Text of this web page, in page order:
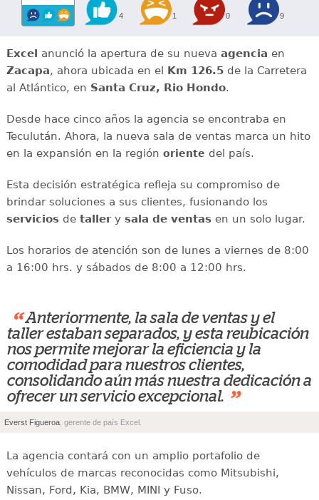
4 1 0 9
Excel anunció la apertura de su nueva agencia en
Zacapa, ahora ubicada en el Km 126.5de la Carretera
al Atlántico, en Santa Cruz, Rio Hondo.
Desde hace cinco años la agencia se encontraba en
Teculután. Ahora, la nueva sala de ventas marca un hito
en la expansión en la región oriente del país.
Esta decisión estratégica refleja su compromiso de
brindar soluciones a sus clientes, fusionando los
serviciosde tallery sala de ventasen un solo lugar.
Los horarios de atención son de lunes a viernes de 8:00
a 16:00 hrs. y sábados de 8:00 a 12:00 hrs.
“ Anteriormente, la sala de ventas y el
taller estaban separados, y esta reubicación
nos permite mejorar la eficiencia y la
comodidad para nuestros clientes,
consolidando aún más nuestra dedicación a
ofrecer un servicio excepcional. ”
Everst Figueroa , gerente de país Excel.
La agencia contará con un amplio portafolio de
vehículos de marcas reconocidas como Mitsubishi,
Nissan, Ford, Kia, BMW, MINI y Fuso.